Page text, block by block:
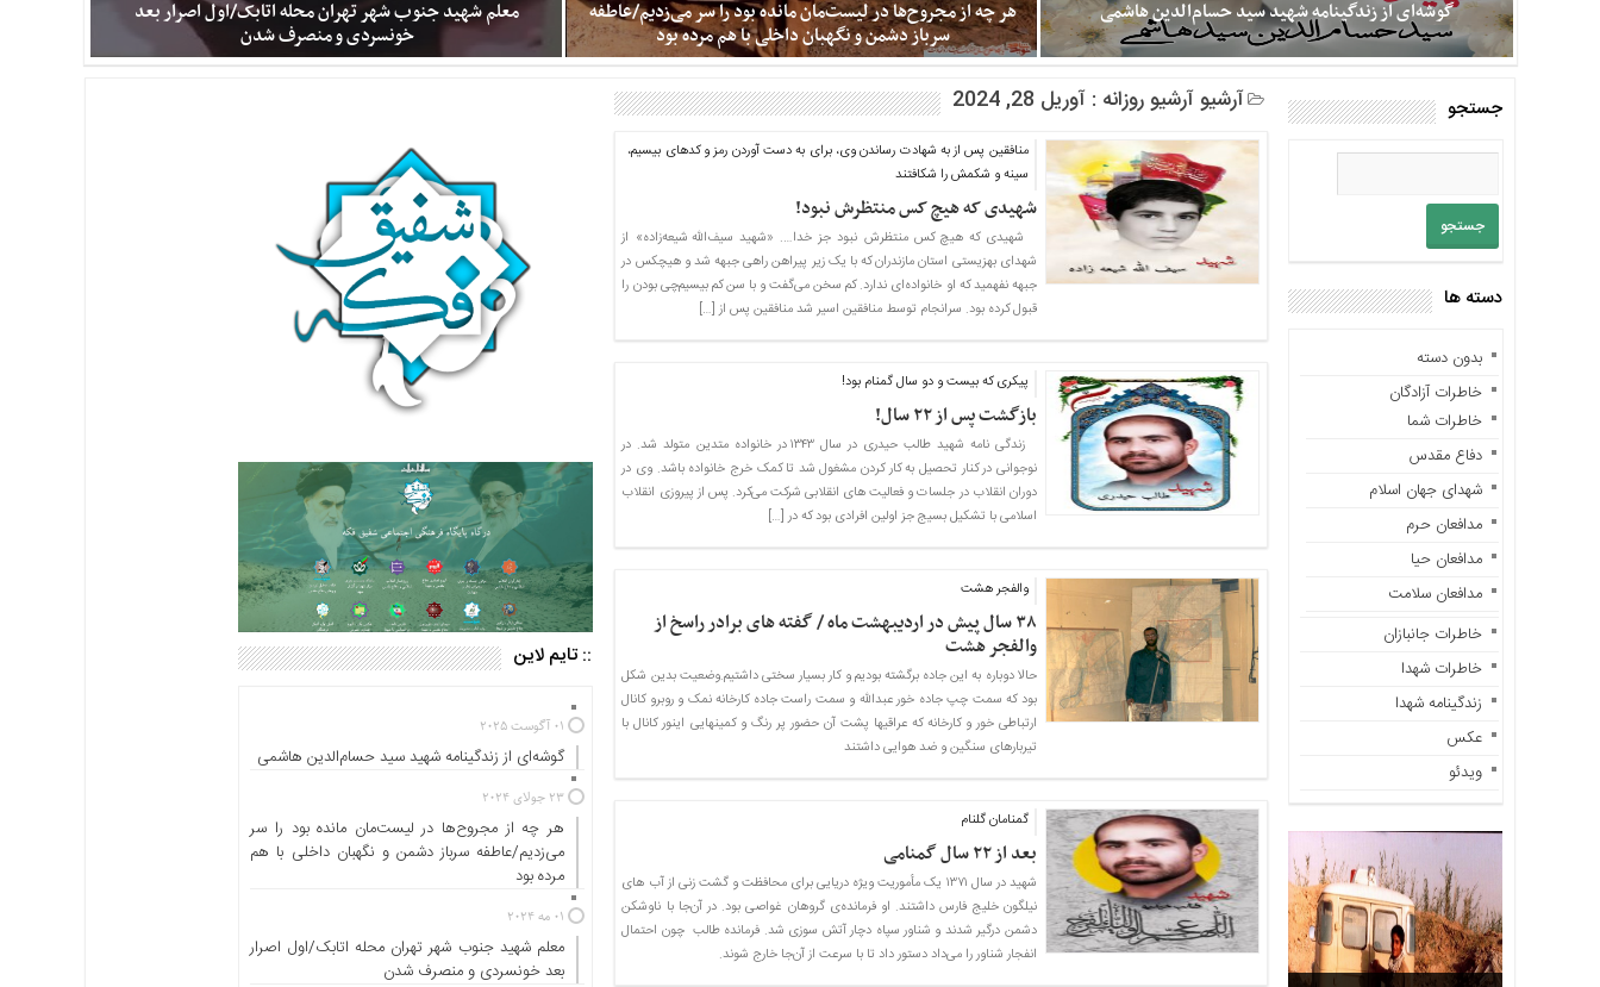
گوشه‌ای از زندگینامه شهید سید حسام‌الدین هاشمی
در اولین روز از بهمن‌ماه سال ۱۳۴۶، بنده نشان‌کرده‌ای از نسل
گلچین‌شدگان آخرالزمان، در شهرستان رستم، محله‌ی باقری از توابع
استان فارس، چشم به جهان گشود. دوران کودکی اش را در آغوش گرم
خانواده آغاز کرد. چندی بعد، مشیت الهی بر تنهایی سید حسام رقم
خورد. وعده‌ی حق در آیه شریفه‌ی «إنا لله و انا إلیه راجعون» این‌بار
شامل حال پدرش شد و او را به جوار رحمت الهی برد. پدر، سید حمزه
فرزند سه‌ساله‌اش را تنها گذاشت که شاید
هر چه از مجروح‌ها در لیست‌مان مانده بود را سر می‌زدیم/عاطفه
سرباز دشمن و نگهبان داخلی با هم مرده بود
بی‌خبر رحیم قمیشی - مفتاح فرمانده اسماعیل ما را فرستاده بود تهران
تا به مجروح‌های بستری در بیمارستان‌ها سر بزنیم. یادم هست
تابستان گرمی بود و تهران هم هوا دَم کرده بود. به غلامرضا برادرم که
ساکن تهران بود گفتم دو سه روزی موتورسیکلتش را بدهد بتوانیم به
همه مجروح‌ها سر بزنیم. زود قبول کرد. من و «امیر خوانساری» صبح
زود که بیدار می‌شدیم گاز موتور را می‌گرفتیم، از این بیمارستان به آن
بیمارستان. آدرس‌ها را که بلد نبودیم،
معلم شهید جنوب شهر تهران محله اتابک/اول اصرار بعد
خونسردی و منصرف شدن
سپس خرمشهر و به جمع گروه فدائیان اسلام به فرماندهی شهید سید
جانانه رزمندگان، ولی شهر به اشغال دشمن در آمد. به آبادان آمدیم تا در
این نقطه دفاع کنیم و نگذاریم شهر توسط دشمن اشغال نشود. پس از
درگیری در نخلستان های روستای سادات دشمن را تعقیب
جستجو
دسته ها
بدون دسته
خاطرات آزادگان
خاطرات شما
دفاع مقدس
شهدای جهان اسلام
مدافعان حرم
مدافعان حیا
مدافعان سلامت
خاطرات جانبازان
خاطرات شهدا
زندگینامه شهدا
عکس
ویدئو
آرشیو آرشیو روزانه : آوریل 28, 2024
منافقین پس از به شهادت رساندن وی، برای به دست آوردن رمز و کدهای بیسیم،
سینه و شکمش را شکافتند
شهیدی که هیچ کس منتظرش نبود!
شهیدی که هیچ کس منتظرش نبود جز خدا…. «شهید ‎سیف‌الله شیعه‌زاده» از
شهدای بهزیستی استان مازندران که با یک زیر پیراهن راهی جبهه شد و هیچکس در
جبهه نفهمید که او خانواده‌ای ندارد. کم سخن می‌گفت و ‏با سن کم بیسیم‌چی بودن را
قبول کرده بود. سرانجام توسط منافقین اسیر شد منافقین پس از […]
پیکری که بیست و دو سال گمنام بود!
بازگشت پس از ۲۲ سال!
زندگی نامه شهید طالب حیدری در سال ۱۳۴۳ در خانواده متدین متولد شد. در
نوجوانی در کنار تحصیل به کار کردن مشغول شد تا کمک خرج خانواده باشد. وی در
دوران انقلاب در جلسات و فعالیت های انقلابی شرکت می‌کرد. پس از پیروزی انقلاب
اسلامی با تشکیل بسیج جز اولین افرادی بود که در […]
والفجر هشت
۳۸ سال پیش در اردیبهشت ماه / گفته های برادر راسخ از
والفجر هشت
حالا دوباره به این جاده برگشته بودیم و کار بسیار سختی داشتیم.وضعیت بدین شکل
بود که سمت چپ جاده خور عبدالله و سمت راست جاده کارخانه نمک و روبرو کانال
ارتباطی خور و کارخانه که عراقیها پشت آن حضور پر رنگ و کمینهایی اینور کانال با
تیربارهای سنگین و ضد هوایی داشتند
گمنامان گلنام
بعد از ۲۲ سال گمنامی
شهید در سال ۱۳۷۱ یک مأموریت ویژه دریایی برای محافظت و گشت زنی از آب های
نیلگون خلیج فارس داشتند. او فرمانده‌ی گروهان غواصی بود. در آن‌جا با ناوشکن
دشمن درگیر شدند و شناور سپاه دچار آتش سوزی شد. فرمانده طالب چون احتمال
انفجار شناور را می‌داد دستور داد تا با سرعت از آن‌جا خارج شوند.
:: تایم لاین
01 آگوست 2025
گوشه‌ای از زندگینامه شهید سید حسام‌الدین هاشمی
23 جولای 2024
هر چه از مجروح‌ها در لیست‌مان مانده بود را سر
می‌زدیم/عاطفه سرباز دشمن و نگهبان داخلی با هم
مرده بود
01 مه 2024
معلم شهید جنوب شهر تهران محله اتابک/اول اصرار
بعد خونسردی و منصرف شدن